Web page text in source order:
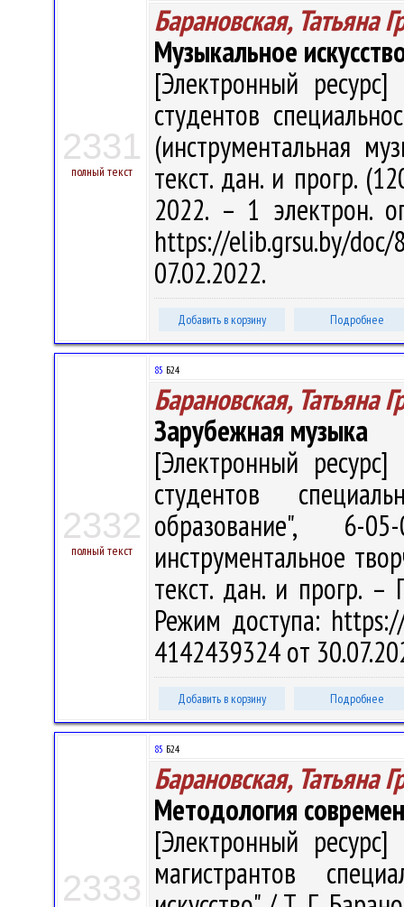
2331
полный текст
Барановская, Татьяна
Музыкальное
[Электронный
студентов
(инструментальная
текст. дан. и прогр.
2022. – 1 электрон.
https://elib.grsu.by/
07.02.2022.
Добавить в корзину Подробнее
2332
полный текст
85 Б24
Барановская, Татьяна
Зарубежная музыка
[Электронный
студентов
образование", 6-
инструментальное
текст. дан. и прогр.
Режим доступа:
4142439324 от
Добавить в корзину Подробнее
2333
85 Б24
Барановская, Татьяна
Методология
[Электронный
магистрантов